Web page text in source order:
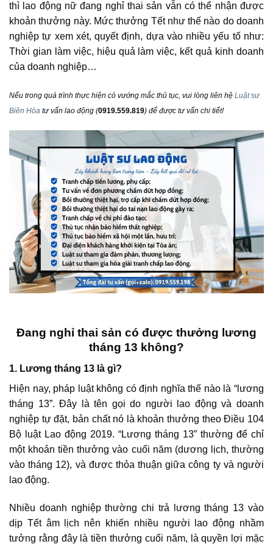
thì lao động nữ đang nghỉ thai sản vẫn có thể nhận được
khoản thưởng này. Mức thưởng Tết như thế nào do doanh
nghiệp tự xem xét, quyết định, dựa vào nhiều yếu tố như:
Thời gian làm việc, hiệu quả làm việc, kết quả kinh doanh
của doanh nghiệp…
Nếu trong quá trình thực hiện có vướng mắc thủ tục, vui lòng liên hệ Luật sư
Biên Hòa tư vấn lao động (0919.559.819) để được tư vấn chi tiết!
Đang nghỉ thai sản có được thưởng lương
tháng 13 không?
1. Lương tháng 13 là gì?
Hiện nay, pháp luật không có định nghĩa thế nào là “lương
tháng 13”. Đây là tên gọi do người lao động và doanh
nghiệp tự đặt, bản chất nó là khoản thưởng theo Điều 104
Bộ luật Lao động 2019. “Lương tháng 13” thường để chỉ
một khoản tiền thưởng vào cuối năm (dương lịch, thường
vào tháng 12), và được thỏa thuận giữa công ty và người
lao động.
Nhiều doanh nghiệp thường chi trả lương tháng 13 vào
dịp Tết âm lịch nên khiến nhiều người lao động nhầm
tưởng rằng đây là tiền thưởng cuối năm, là quyền lợi mặc